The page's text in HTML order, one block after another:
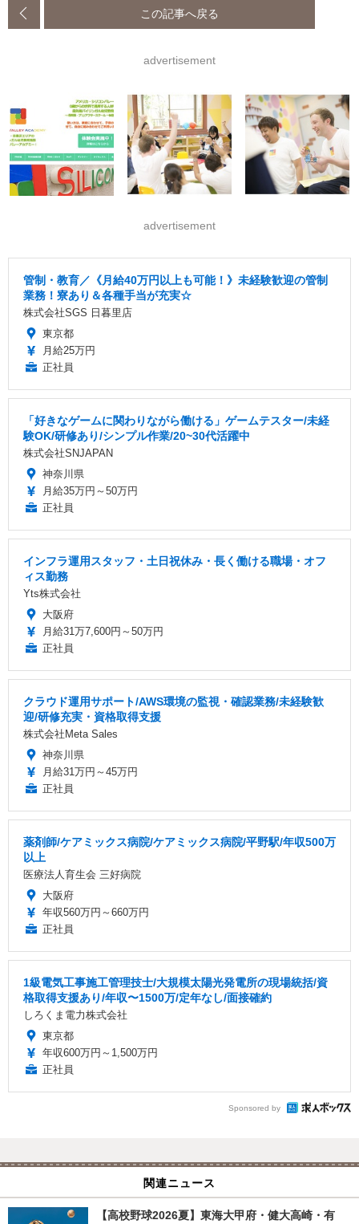
この記事へ戻る
advertisement
advertisement
管制・教育／《月給40万円以上も可能！》未経験歓迎の管制
業務！寮あり＆各種手当が充実☆
株式会社SGS 日暮里店
東京都
月給25万円
正社員
「好きなゲームに関わりながら働ける」ゲームテスター/未経
験OK/研修あり/シンプル作業/20~30代活躍中
株式会社SNJAPAN
神奈川県
月給35万円～50万円
正社員
インフラ運用スタッフ・土日祝休み・長く働ける職場・オフ
ィス勤務
Yts株式会社
大阪府
月給31万7,600円～50万円
正社員
クラウド運用サポート/AWS環境の監視・確認業務/未経験歓
迎/研修充実・資格取得支援
株式会社Meta Sales
神奈川県
月給31万円～45万円
正社員
薬剤師/ケアミックス病院/ケアミックス病院/平野駅/年収500万
以上
医療法人育生会 三好病院
大阪府
年収560万円～660万円
正社員
1級電気工事施工管理技士/大規模太陽光発電所の現場統括/資
格取得支援あり/年収〜1500万/定年なし/面接確約
しろくま電力株式会社
東京都
年収600万円～1,500万円
正社員
Sponsored by
関連ニュース
【高校野球2026夏】東海大甲府・健大高崎・有